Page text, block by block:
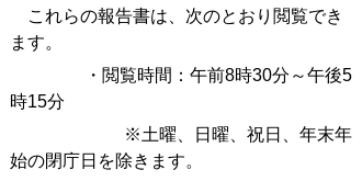
これらの報告書は、次のとおり閲覧でき
ます。
・閲覧時間：午前8時30分～午後5
時15分
※土曜、日曜、祝日、年末年
始の閉庁日を除きます。